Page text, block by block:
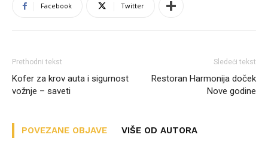
Facebook Twitter
Prethodni tekst
Kofer za krov auta i sigurnost
vožnje – saveti
Sledeći tekst
Restoran Harmonija doček
Nove godine
POVEZANE OBJAVE VIŠE OD AUTORA